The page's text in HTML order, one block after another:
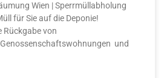
Wien | Sperrmüllabholung
für Sie auf die Deponie!
Rückgabe von
und